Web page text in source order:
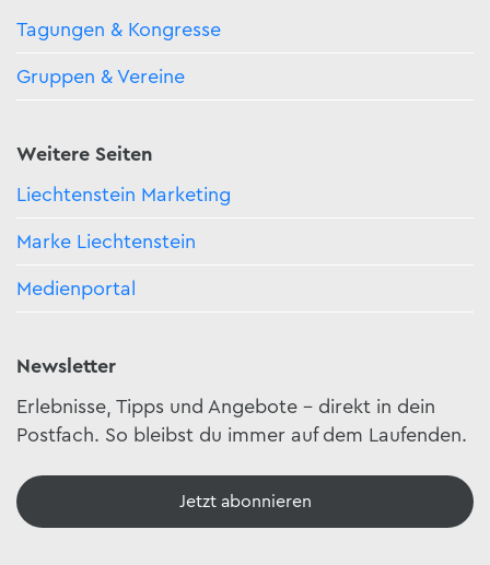
Tagungen & Kongresse
Gruppen & Vereine
Weitere Seiten
Liechtenstein Marketing
Marke Liechtenstein
Medienportal
Newsletter
Erlebnisse, Tipps und Angebote – direkt in dein
Postfach. So bleibst du immer auf dem Laufenden.
Jetzt abonnieren